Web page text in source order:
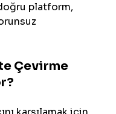
platform,
Çevirme